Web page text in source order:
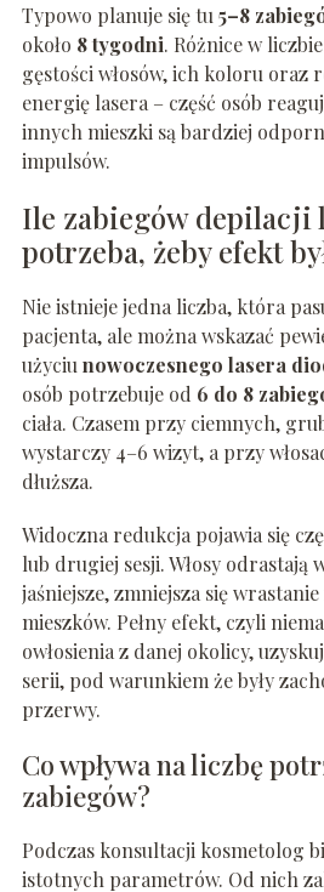
Typowo planuje się tu5–8
około 8 tygodni. Różnice w
gęstości włosów, ich koloru oraz
energię lasera – część osób
innych mieszki są bardziej
impulsów.
Ile zabiegów depilacji
potrzeba, żeby efekt
Nie istnieje jedna liczba, która
pacjenta, ale można wskazać
użyciunowoczesnego lasera
osób potrzebuje od 6 do 8
ciała. Czasem przy ciemnych,
wystarczy 4–6 wizyt, a przy
dłuższa.
Widoczna redukcja pojawia się
lub drugiej sesji. Włosy odrastają
jaśniejsze, zmniejsza się
mieszków. Pełny efekt, czyli
owłosienia z danej okolicy,
serii, pod warunkiem że były
przerwy.
Co wpływa na liczbę
zabiegów?
Podczas konsultacji kosmetolog
istotnych parametrów. Od nich